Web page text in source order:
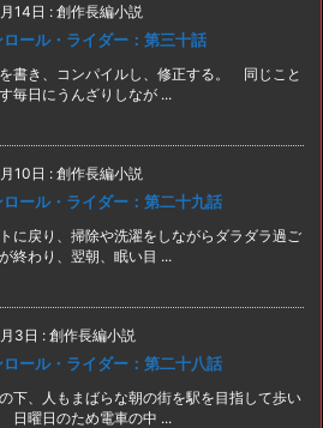
14日 : 創作長編小説
ロール・ライダー：第三十話
書き、コンパイルし、修正する。 同じこと
毎日にうんざりしなが ...
10日 : 創作長編小説
ロール・ライダー：第二十九話
に戻り、掃除や洗濯をしながらダラダラ過ご
終わり、翌朝、眠い目 ...
3日 : 創作長編小説
ロール・ライダー：第二十八話
下、人もまばらな朝の街を駅を目指して歩い
日曜日のため電車の中 ...